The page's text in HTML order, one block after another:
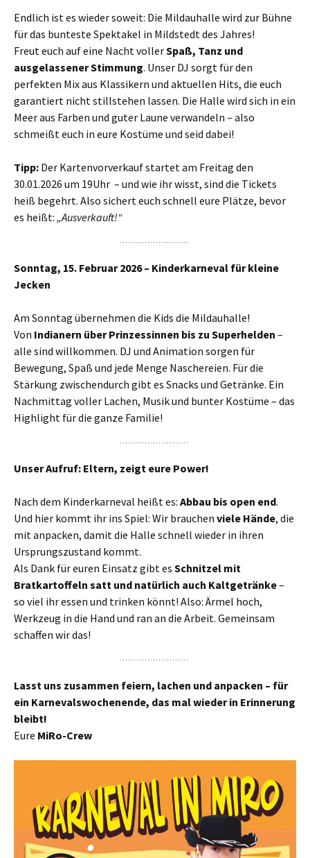
Endlich ist es wieder soweit: Die Mildauhalle wird zur Bühne
für das bunteste Spektakel in Mildstedt des Jahres!
Freut euch auf eine Nacht vollerSpaß, Tanz und
ausgelassener Stimmung. Unser DJ sorgt für den
perfekten Mix aus Klassikern und aktuellen Hits, die euch
garantiert nicht stillstehen lassen. Die Halle wird sich in ein
Meer aus Farben und guter Laune verwandeln – also
schmeißt euch in eure Kostüme und seid dabei!
Tipp: Der Kartenvorverkauf startet am Freitag den
30.01.2026 um 19Uhr – und wie ihr wisst, sind die Tickets
heiß begehrt. Also sichert euch schnell eure Plätze, bevor
es heißt: „Ausverkauft!“
Sonntag, 15. Februar 2026 – Kinderkarneval für kleine
Jecken
Am Sonntag übernehmen die Kids die Mildauhalle!
Von Indianern über Prinzessinnen bis zu Superhelden –
alle sind willkommen. DJ und Animation sorgen für
Bewegung, Spaß und jede Menge Naschereien. Für die
Stärkung zwischendurch gibt es Snacks und Getränke. Ein
Nachmittag voller Lachen, Musik und bunter Kostüme – das
Highlight für die ganze Familie!
Unser Aufruf: Eltern, zeigt eure Power!
Nach dem Kinderkarneval heißt es: Abbau bis open end.
Und hier kommt ihr ins Spiel: Wir brauchen viele Hände, die
mit anpacken, damit die Halle schnell wieder in ihren
Ursprungszustand kommt.
Als Dank für euren Einsatz gibt es Schnitzel mit
Bratkartoffeln satt und natürlich auch Kaltgetränke–
so viel ihr essen und trinken könnt! Also: Ärmel hoch,
Werkzeug in die Hand und ran an die Arbeit. Gemeinsam
schaffen wir das!
Lasst uns zusammen feiern, lachen und anpacken – für
ein Karnevalswochenende, das mal wieder in Erinnerung
bleibt!
Eure MiRo-Crew